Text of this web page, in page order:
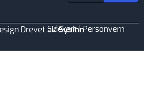
Drevet avSysinn
Sidekart|Personvern